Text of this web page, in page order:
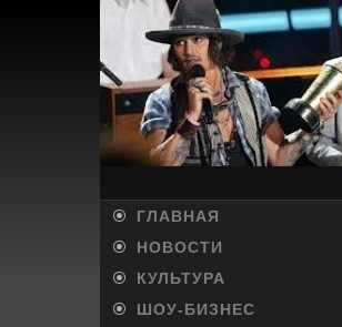
ГЛАВНАЯ
НОВОСТИ
КУЛЬТУРА
ШОУ-БИ­ЗНЕС